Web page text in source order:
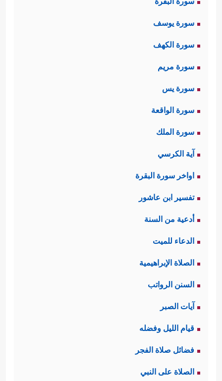
سورة يوسف
سورة الكهف
سورة مريم
سورة يس
سورة الواقعة
سورة الملك
آية الكرسي
اواخر سورة البقرة
تفسير ابن عاشور
أدعية من السنة
الدعاء للميت
الصلاة الإبراهيمية
السنن الرواتب
آيات الصبر
قيام الليل وفضله
فضائل صلاة الفجر
الصلاة على النبي